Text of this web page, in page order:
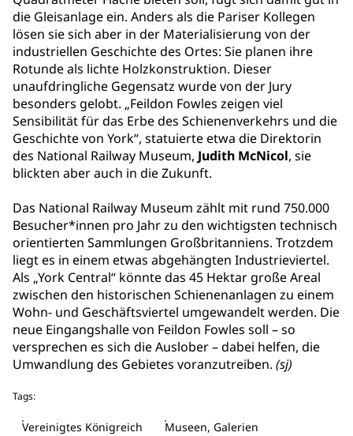
die Gleisanlage ein. Anders als die Pariser Kollegen
lösen sie sich aber in der Materialisierung von der
industriellen Geschichte des Ortes: Sie planen ihre
Rotunde als lichte Holzkonstruktion. Dieser
unaufdringliche Gegensatz wurde von der Jury
besonders gelobt. „Feildon Fowles zeigen viel
Sensibilität für das Erbe des Schienenverkehrs und die
Geschichte von York“, statuierte etwa die Direktorin
des National Railway Museum, Judith McNicol, sie
blickten aber auch in die Zukunft.
Das National Railway Museum zählt mit rund 750.000
Besucher*innen pro Jahr zu den wichtigsten technisch
orientierten Sammlungen Großbritanniens. Trotzdem
liegt es in einem etwas abgehängten Industrieviertel.
Als „York Central“ könnte das 45 Hektar große Areal
zwischen den historischen Schienenanlagen zu einem
Wohn- und Geschäftsviertel umgewandelt werden. Die
neue Eingangshalle von Feildon Fowles soll – so
versprechen es sich die Auslober – dabei helfen, die
Umwandlung des Gebietes voranzutreiben. (sj)
Tags:
Vereinigtes Königreich
Museen, Galerien